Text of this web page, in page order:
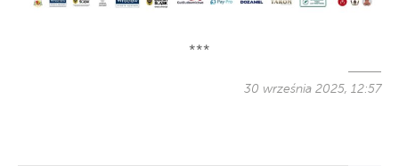
***
30 września 2025, 12:57